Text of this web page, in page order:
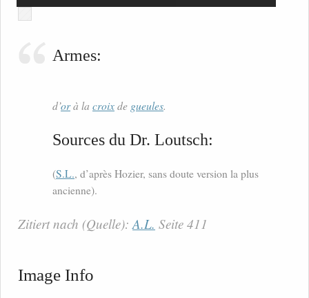
Armes:
d’orà la croixde gueules.
Sources du Dr. Loutsch:
(S.L., d’après Hozier, sans doute version la plus
ancienne).
Zitiert nach (Quelle):A.L. Seite 411
Image Info